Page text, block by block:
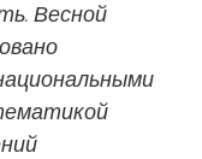
Весной